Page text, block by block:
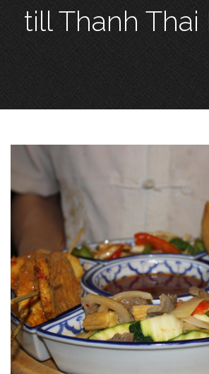
till Thanh Thai